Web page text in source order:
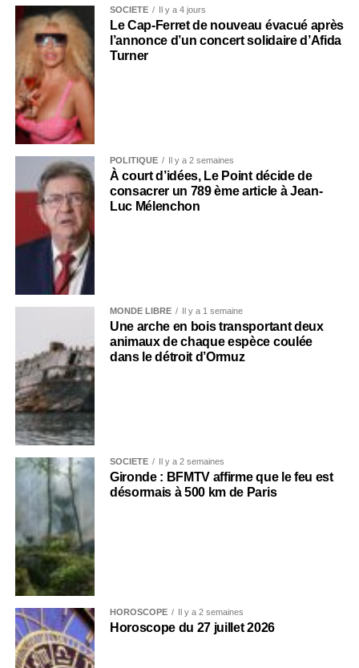
SOCIÉTÉ Il y a 4 jours
Le Cap-Ferret de nouveau évacué après
l’annonce d’un concert solidaire d’Afida
Turner
POLITIQUE Il y a 2 semaines
À court d’idées, Le Point décide de
consacrer un 789 ème article à Jean-
Luc Mélenchon
MONDE LIBRE Il y a 1 semaine
Une arche en bois transportant deux
animaux de chaque espèce coulée
dans le détroit d’Ormuz
SOCIÉTÉ Il y a 2 semaines
Gironde : BFMTV affirme que le feu est
désormais à 500 km de Paris
HOROSCOPE Il y a 2 semaines
Horoscope du 27 juillet 2026